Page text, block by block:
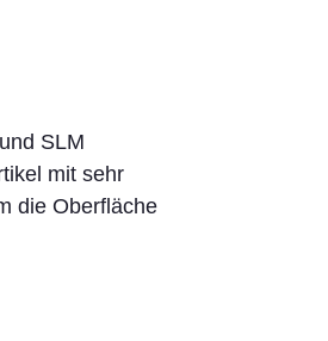
SLM
mit sehr
die Oberfläche